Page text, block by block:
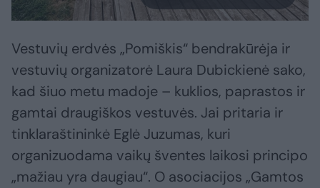
Vestuvių erdvės „Pomiškis“ bendrakūrėja ir
vestuvių organizatorė Laura Dubickienė sako,
kad šiuo metu madoje – kuklios, paprastos ir
gamtai draugiškos vestuvės. Jai pritaria ir
tinklaraštininkė Eglė Juzumas, kuri
organizuodama vaikų šventes laikosi principo
„mažiau yra daugiau“. O asociacijos „Gamtos